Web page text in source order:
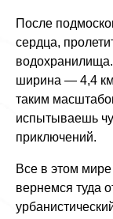
После
сердца,
ширина — 4,4
таким
испытываешь
приключений.
Все в этом
вернемся туда